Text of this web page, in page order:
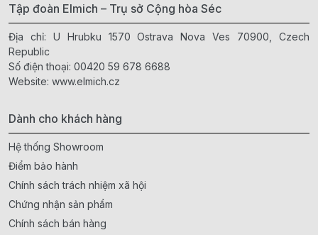
Tập đoàn Elmich – Trụ sở Cộng hòa Séc
Địa chỉ: U Hrubku 1570 Ostrava Nova Ves 70900, Czech
Republic
Số điện thoại: 00420 59 678 6688
Website: www.elmich.cz
Dành cho khách hàng
Hệ thống Showroom
Điểm bảo hành
Chính sách trách nhiệm xã hội
Chứng nhận sản phẩm
Chính sách bán hàng